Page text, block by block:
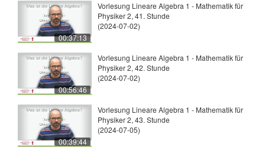
00:37:13
Vorlesung Lineare Algebra 1 - Mathematik für
Physiker 2, 41. Stunde
(2024-07-02)
00:56:46
Vorlesung Lineare Algebra 1 - Mathematik für
Physiker 2, 42. Stunde
(2024-07-02)
00:39:44
Vorlesung Lineare Algebra 1 - Mathematik für
Physiker 2, 43. Stunde
(2024-07-05)